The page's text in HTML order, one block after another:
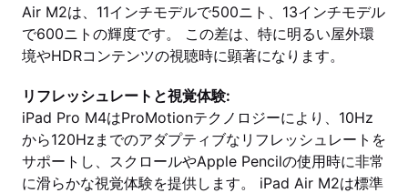
Air M2は、11インチモデルで500ニト、13インチモデル
で600ニトの輝度です。 この差は、特に明るい屋外環
境やHDRコンテンツの視聴時に顕著になります。
リフレッシュレートと視覚体験:
iPad Pro M4はProMotionテクノロジーにより、10Hz
から120Hzまでのアダプティブなリフレッシュレートを
サポートし、スクロールやApple Pencilの使用時に非常
に滑らかな視覚体験を提供します。 iPad Air M2は標準